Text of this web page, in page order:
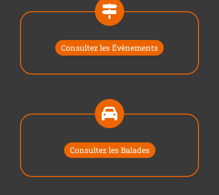
Consultez les Évènements
Consultez les Balades